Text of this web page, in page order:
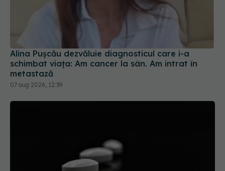
Alina Pușcău dezvăluie diagnosticul care i-a
schimbat viața: Am cancer la sân. Am intrat în
metastază
07 aug 2026, 12:39